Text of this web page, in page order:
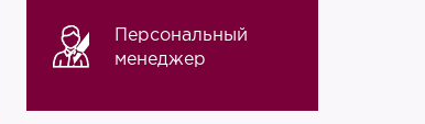
Персональный
менеджер